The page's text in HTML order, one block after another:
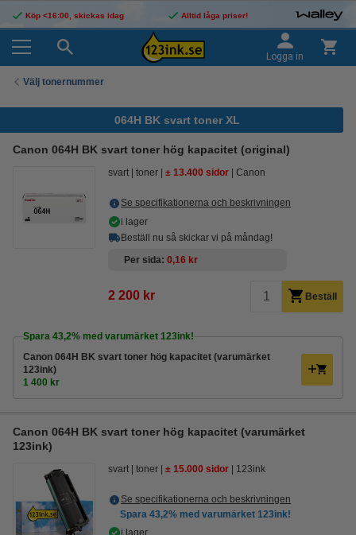
Köp <16:00, skickas idag Alltid låga priser!
Logga in
Välj tonernummer
064H BK svart toner XL
Canon 064H BK svart toner hög kapacitet (original)
svart toner ± 13.400 sidor Canon
Se specifikationerna och beskrivningen
i lager
Beställ nu så skickar vi på måndag!
Per sida 0,16 kr
2 200 kr Beställ
Spara 43,2% med varumärket 123ink!
Canon 064H BK svart toner hög kapacitet (varumärket
123ink)
1 400 kr
Canon 064H BK svart toner hög kapacitet (varumärket
123ink)
svart toner ± 15.000 sidor 123ink
Se specifikationerna och beskrivningen
Spara 43,2% med varumärket 123ink!
i lager